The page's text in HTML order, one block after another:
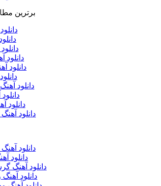
برترین
دانلود
دانلود
دانلود
دانلود
دانلود
دانلود
دانلود
دانلود آهنگ
دانلود